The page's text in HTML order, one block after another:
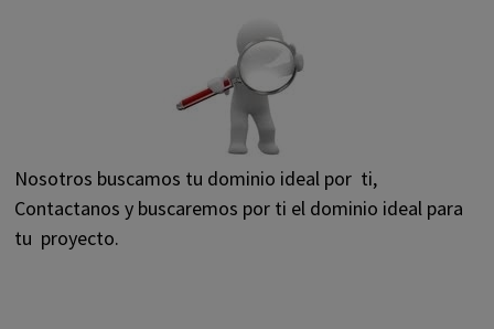
Nosotros buscamos tu dominio ideal por ti,
Contactanos y buscaremos por ti el dominio ideal para
tu proyecto.